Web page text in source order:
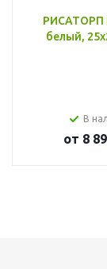
РИСАТОРП
белый,
В
от 8